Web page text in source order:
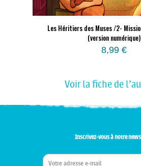
Les Héritiers des Muses /2-
(version numérique)
8,99 €
Voir la fiche de
Inscrivez-vous à notre